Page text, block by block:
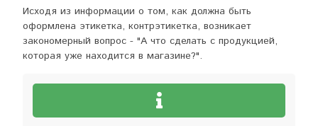
Исходя из информации о том, как должна быть
оформлена этикетка, контрэтикетка, возникает
закономерный вопрос - "А что сделать с продукцией,
которая уже находится в магазине?".